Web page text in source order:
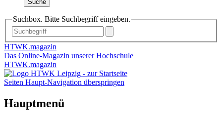
Suche
Suchbox. Bitte Suchbegriff eingeben.
HTWK.magazin
Das Online-Magazin unserer Hochschule
HTWK.magazin
Seiten Haupt-Navigation überspringen
Hauptmenü